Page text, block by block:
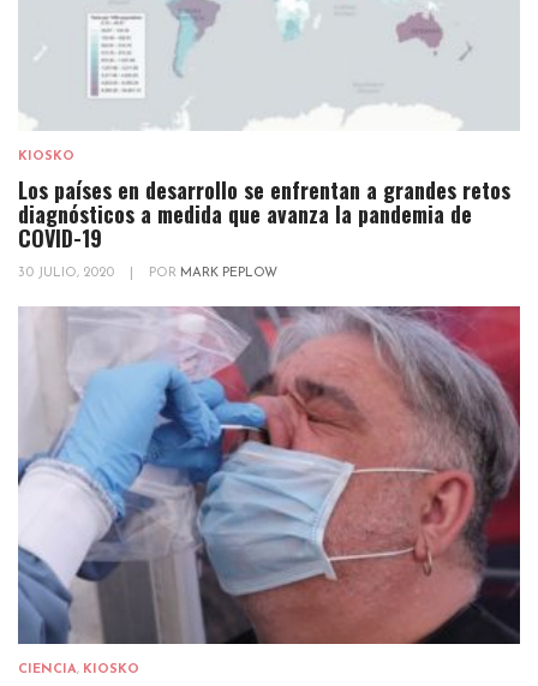
KIOSKO
Los países en desarrollo se enfrentan a grandes retos
diagnósticos a medida que avanza la pandemia de
COVID-19
30 JULIO, 2020 POR MARK PEPLOW
CIENCIA, KIOSKO